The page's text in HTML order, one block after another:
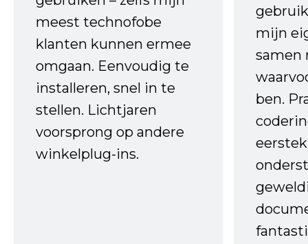
meest technofobe
klanten kunnen ermee
omgaan. Eenvoudig te
installeren, snel in te
stellen. Lichtjaren
voorsprong op andere
winkelplug-ins.
mijn
samen
ben.